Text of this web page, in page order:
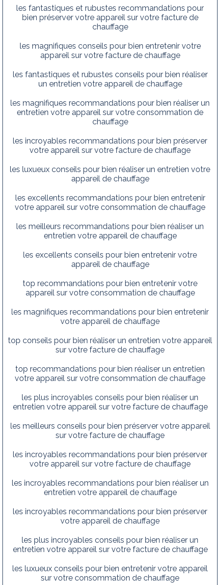
les fantastiques et rubustes recommandations pour
bien préserver votre appareil sur votre facture de
chauffage
les magnifiques conseils pour bien entretenir votre
appareil sur votre facture de chauffage
les fantastiques et rubustes conseils pour bien réaliser
un entretien votre appareil de chauffage
les magnifiques recommandations pour bien réaliser un
entretien votre appareil sur votre consommation de
chauffage
les incroyables recommandations pour bien préserver
votre appareil sur votre facture de chauffage
les luxueux conseils pour bien réaliser un entretien votre
appareil de chauffage
les excellents recommandations pour bien entretenir
votre appareil sur votre consommation de chauffage
les meilleurs recommandations pour bien réaliser un
entretien votre appareil de chauffage
les excellents conseils pour bien entretenir votre
appareil de chauffage
top recommandations pour bien entretenir votre
appareil sur votre consommation de chauffage
les magnifiques recommandations pour bien entretenir
votre appareil de chauffage
top conseils pour bien réaliser un entretien votre appareil
sur votre facture de chauffage
top recommandations pour bien réaliser un entretien
votre appareil sur votre consommation de chauffage
les plus incroyables conseils pour bien réaliser un
entretien votre appareil sur votre facture de chauffage
les meilleurs conseils pour bien préserver votre appareil
sur votre facture de chauffage
les incroyables recommandations pour bien préserver
votre appareil sur votre facture de chauffage
les incroyables recommandations pour bien réaliser un
entretien votre appareil de chauffage
les incroyables recommandations pour bien préserver
votre appareil de chauffage
les plus incroyables conseils pour bien réaliser un
entretien votre appareil sur votre facture de chauffage
les luxueux conseils pour bien entretenir votre appareil
sur votre consommation de chauffage